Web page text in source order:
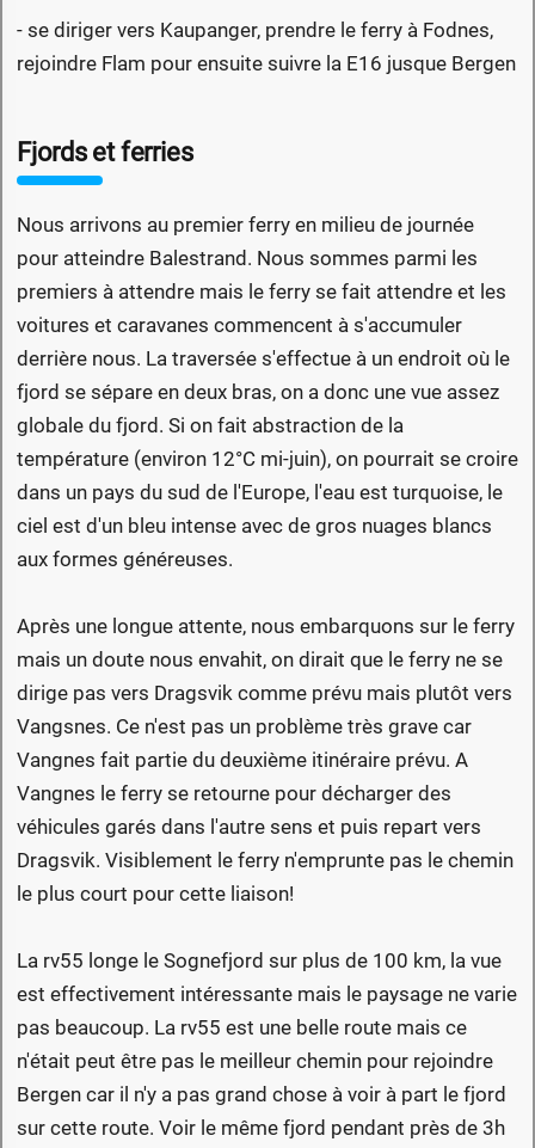
- se diriger vers Kaupanger, prendre le ferry à Fodnes,
rejoindre Flam pour ensuite suivre la E16 jusque Bergen
Fjords et ferries
Nous arrivons au premier ferry en milieu de journée
pour atteindre Balestrand. Nous sommes parmi les
premiers à attendre mais le ferry se fait attendre et les
voitures et caravanes commencent à s'accumuler
derrière nous. La traversée s'effectue à un endroit où le
fjord se sépare en deux bras, on a donc une vue assez
globale du fjord. Si on fait abstraction de la
température (environ 12°C mi-juin), on pourrait se croire
dans un pays du sud de l'Europe, l'eau est turquoise, le
ciel est d'un bleu intense avec de gros nuages blancs
aux formes généreuses.
Après une longue attente, nous embarquons sur le ferry
mais un doute nous envahit, on dirait que le ferry ne se
dirige pas vers Dragsvik comme prévu mais plutôt vers
Vangsnes. Ce n'est pas un problème très grave car
Vangnes fait partie du deuxième itinéraire prévu. A
Vangnes le ferry se retourne pour décharger des
véhicules garés dans l'autre sens et puis repart vers
Dragsvik. Visiblement le ferry n'emprunte pas le chemin
le plus court pour cette liaison!
La rv55 longe le Sognefjord sur plus de 100 km, la vue
est effectivement intéressante mais le paysage ne varie
pas beaucoup. La rv55 est une belle route mais ce
n'était peut être pas le meilleur chemin pour rejoindre
Bergen car il n'y a pas grand chose à voir à part le fjord
sur cette route. Voir le même fjord pendant près de 3h